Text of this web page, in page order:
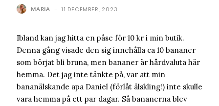
MARIA - 11 DECEMBER, 2023
Ibland kan jag hitta en påse för 10 kr i min butik.
Denna gång visade den sig innehålla ca 10 bananer
som börjat bli bruna, men bananer är hårdvaluta här
hemma. Det jag inte tänkte på, var att min
bananälskande apa Daniel (förlåt älskling!) inte skulle
vara hemma på ett par dagar. Så bananerna blev